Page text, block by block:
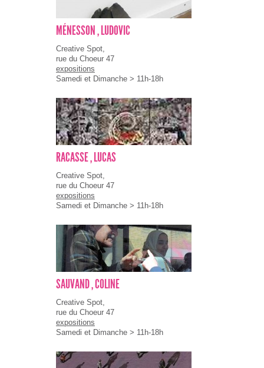
MÉNESSON , LUDOVIC
Creative Spot,
rue du Choeur 47
expositions
Samedi et Dimanche > 11h-18h
RACASSE , LUCAS
Creative Spot,
rue du Choeur 47
expositions
Samedi et Dimanche > 11h-18h
SAUVAND , COLINE
Creative Spot,
rue du Choeur 47
expositions
Samedi et Dimanche > 11h-18h